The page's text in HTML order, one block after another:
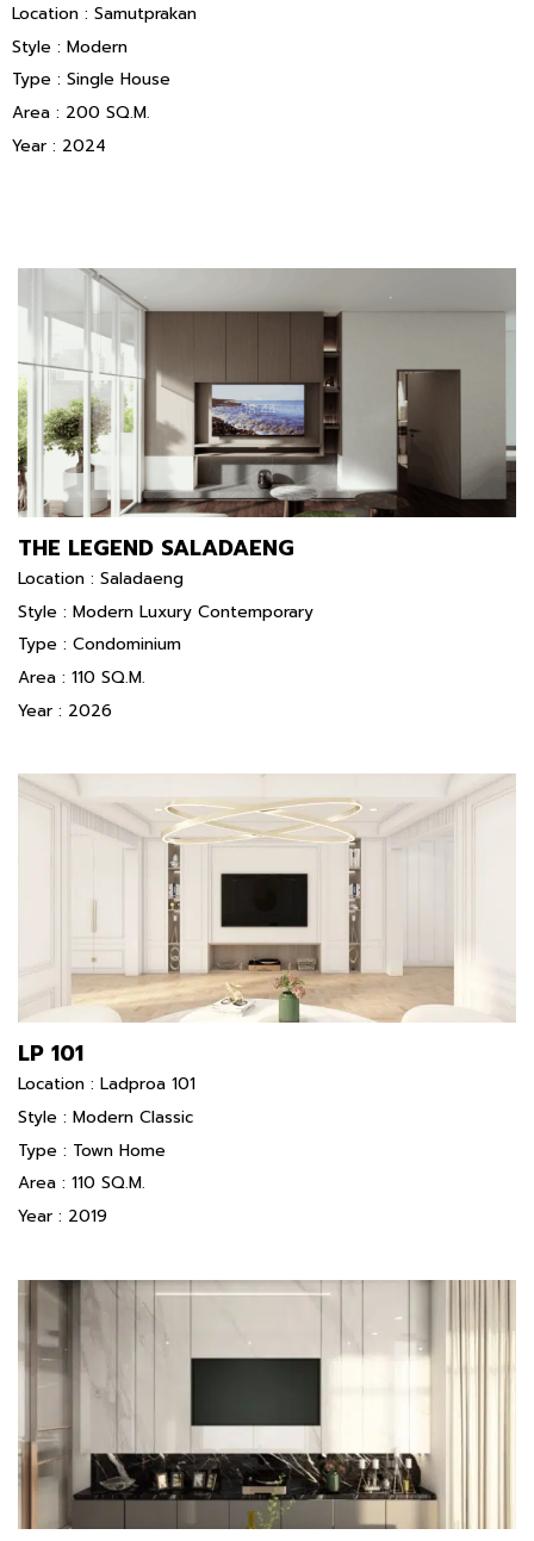
Location : Samutprakan
Style : Modern
Type : Single House
Area : 200 SQ.M.
Year : 2024
THE LEGEND SALADAENG
Location : Saladaeng
Style : Modern Luxury Contemporary
Type : Condominium
Area : 110 SQ.M.
Year : 2026
LP 101
Location : Ladproa 101
Style : Modern Classic
Type : Town Home
Area : 110 SQ.M.
Year : 2019